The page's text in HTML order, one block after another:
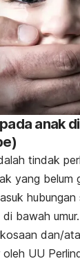
anak
)
tindak
yang belum
bawah umur.
dan/
UU